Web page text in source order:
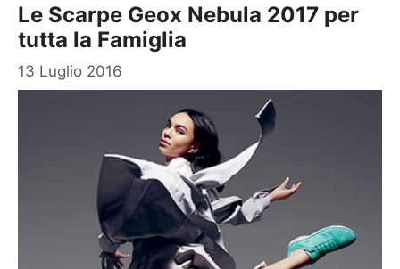
Le Scarpe Geox Nebula 2017 per
tutta la Famiglia
13 Luglio 2016